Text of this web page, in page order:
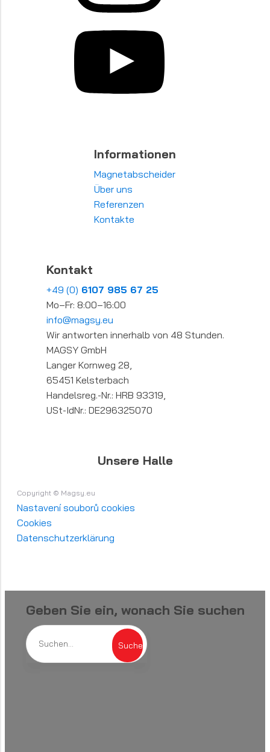
Informationen
Magnetabscheider
Über uns
Referenzen
Kontakte
Kontakt
+49 (0) 6107 985 67 25
Mo–Fr: 8:00–16:00
info@magsy.eu
Wir antworten innerhalb von 48 Stunden.
MAGSY GmbH
Langer Kornweg 28,
65451 Kelsterbach
Handelsreg.-Nr.: HRB 93319,
USt-IdNr.: DE296325070
Unsere Halle
Copyright © Magsy.eu
Nastavení souborů cookies
Cookies
Datenschutzerklärung
Geben Sie ein, wonach Sie suchen